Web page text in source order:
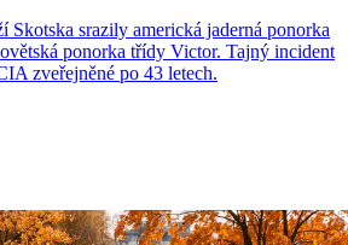
Skotska srazily americká jaderná ponorka
ponorka třídy Victor. Tajný incident
zveřejněné po 43 letech.